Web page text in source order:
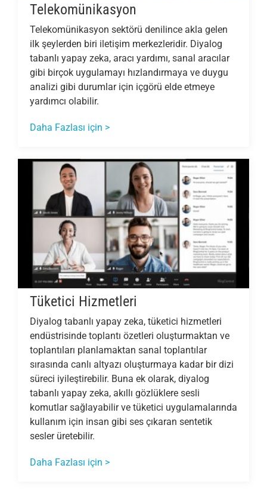
Telekomünikasyon
Telekomünikasyon sektörü denilince akla gelen
ilk şeylerden biri iletişim merkezleridir. Diyalog
tabanlı yapay zeka, aracı yardımı, sanal aracılar
gibi birçok uygulamayı hızlandırmaya ve duygu
analizi gibi durumlar için içgörü elde etmeye
yardımcı olabilir.
Daha Fazlası için >
Tüketici Hizmetleri
Diyalog tabanlı yapay zeka, tüketici hizmetleri
endüstrisinde toplantı özetleri oluşturmaktan ve
toplantıları planlamaktan sanal toplantılar
sırasında canlı altyazı oluşturmaya kadar bir dizi
süreci iyileştirebilir. Buna ek olarak, diyalog
tabanlı yapay zeka, akıllı gözlüklere sesli
komutlar sağlayabilir ve tüketici uygulamalarında
kullanım için insan gibi ses çıkaran sentetik
sesler üretebilir.
Daha Fazlası için >